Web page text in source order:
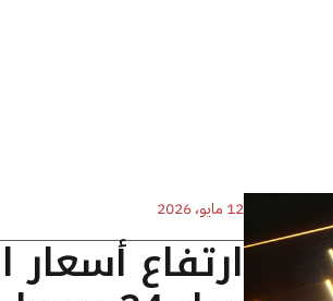
12 مايو، 2026
ارتفاع